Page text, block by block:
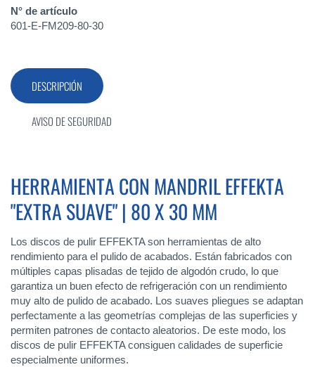
N° de artículo
601-E-FM209-80-30
DESCRIPCIÓN
HERRAMIENTA CON MANDRIL EFFEKTA
"EXTRA SUAVE" | 80 X 30 MM
Los discos de pulir EFFEKTA son herramientas de alto
rendimiento para el pulido de acabados. Están fabricados con
múltiples capas plisadas de tejido de algodón crudo, lo que
garantiza un buen efecto de refrigeración con un rendimiento
muy alto de pulido de acabado. Los suaves pliegues se adaptan
perfectamente a las geometrías complejas de las superficies y
permiten patrones de contacto aleatorios. De este modo, los
discos de pulir EFFEKTA consiguen calidades de superficie
especialmente uniformes.
AVISO DE SEGURIDAD